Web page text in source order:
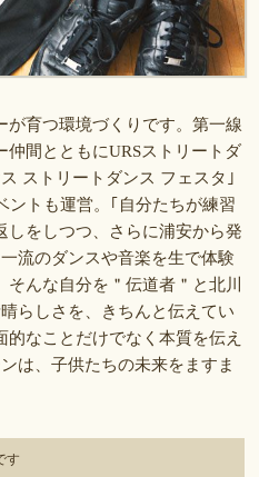
育つ環境づくりです。第一線
間とともにURSストリートダ
ストリートダンス フェスタ｣
ントも運営。｢自分たちが練習
しをしつつ、さらに浦安から発
流のダンスや音楽を生で体験
んな自分を＂伝道者＂と北川
らしさを、きちんと伝えてい
なことだけでなく本質を伝え
は、子供たちの未来をますま
す